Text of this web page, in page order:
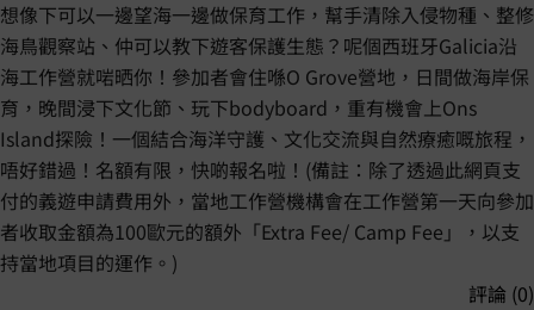
想像下可以一邊望海一邊做保育工作，幫手清除入侵物種、整修
海鳥觀察站、仲可以教下遊客保護生態？呢個西班牙Galicia沿
海工作營就啱晒你！參加者會住喺O Grove營地，日間做海岸保
育，晚間浸下文化節、玩下bodyboard，重有機會上Ons
Island探險！一個結合海洋守護、文化交流與自然療癒嘅旅程，
唔好錯過！名額有限，快啲報名啦！(備註：除了透過此網頁支
付的義遊申請費用外，當地工作營機構會在工作營第一天向參加
者收取金額為100歐元的額外「Extra Fee/ Camp Fee」，以支
持當地項目的運作。)
評論 (0)